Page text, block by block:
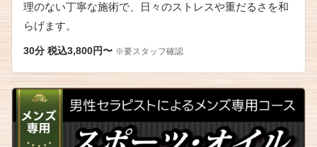
理のない丁寧な施術で、日々のストレスや重だるさを和
らげます。
30分 税込3,800円〜 ※要スタッフ確認